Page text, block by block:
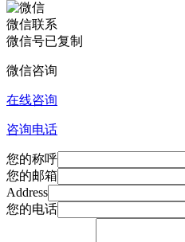
微信联系
微信号已复制
微信咨询
在线咨询
咨询电话
您的称呼
您的邮箱
Address
您的电话